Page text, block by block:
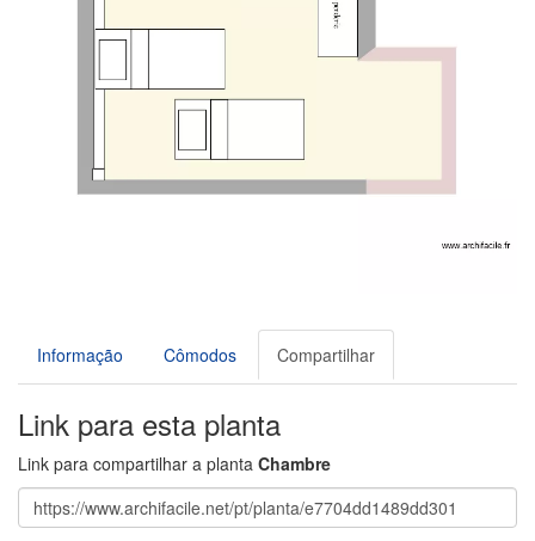
Informação Cômodos Compartilhar
Link para esta planta
Link para compartilhar a planta Chambre